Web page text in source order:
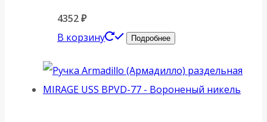
4352₽
В корзину
Подробнее